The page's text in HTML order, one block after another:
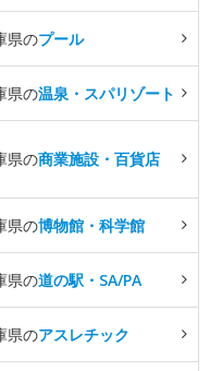
県のプール
県の温泉・スパリゾート
県の商業施設・百貨店
県の博物館・科学館
県の道の駅・SA/PA
県のアスレチック